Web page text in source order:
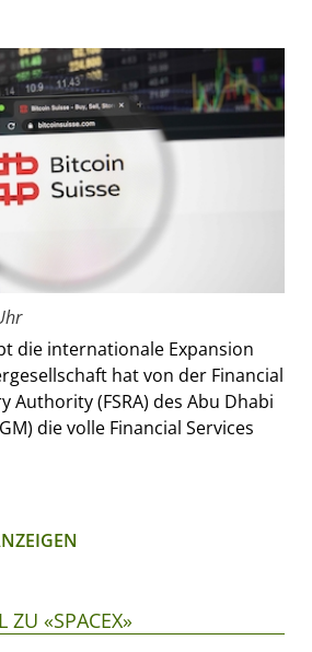
die internationale Expansion
hat von der Financial
Authority (FSRA) des Abu Dhabi
die volle Financial Services
ZU «SPACEX»